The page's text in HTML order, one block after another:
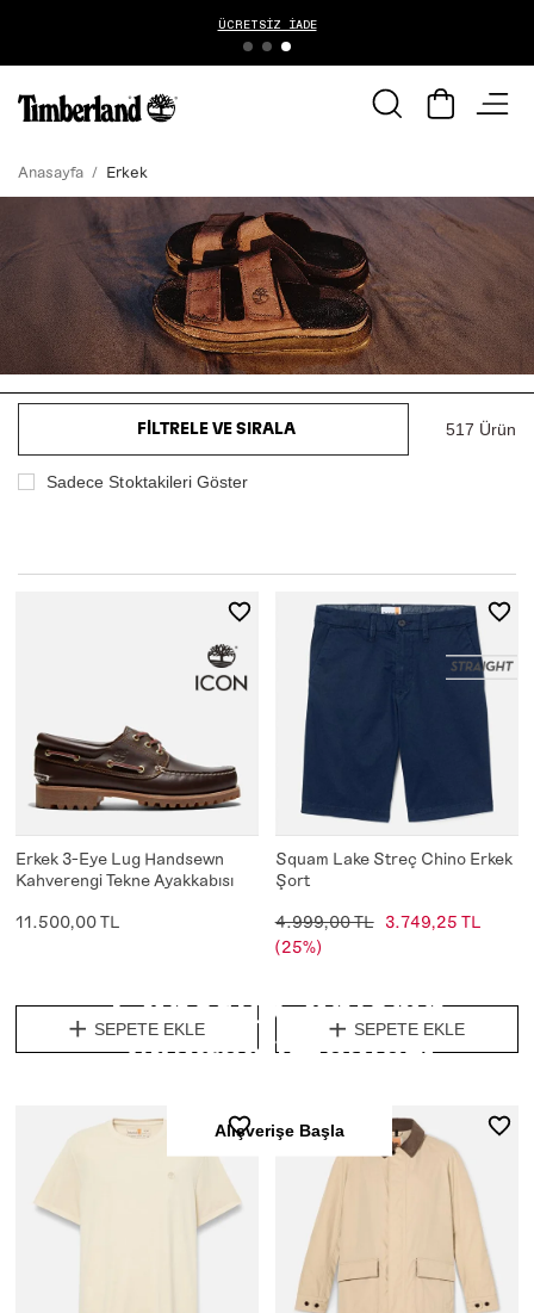
ÜCRETSIZ İADE
Anasayfa Erkek
Sadece Stoktakileri Göster
FILTRELE VE SIRALA 517 Ürün
Erkek 3-Eye Lug Handsewn
Kahverengi Tekne Ayakkabısı
11.500,00 TL
SEPETE EKLE
Squam Lake Streç Chino Erkek
Şort
4.999,00 TL
3.749,25 TL
(25%)
SEPETE EKLE
Güneşli Günlerin
Vazgeçilmezleri
Alışverişe Başla